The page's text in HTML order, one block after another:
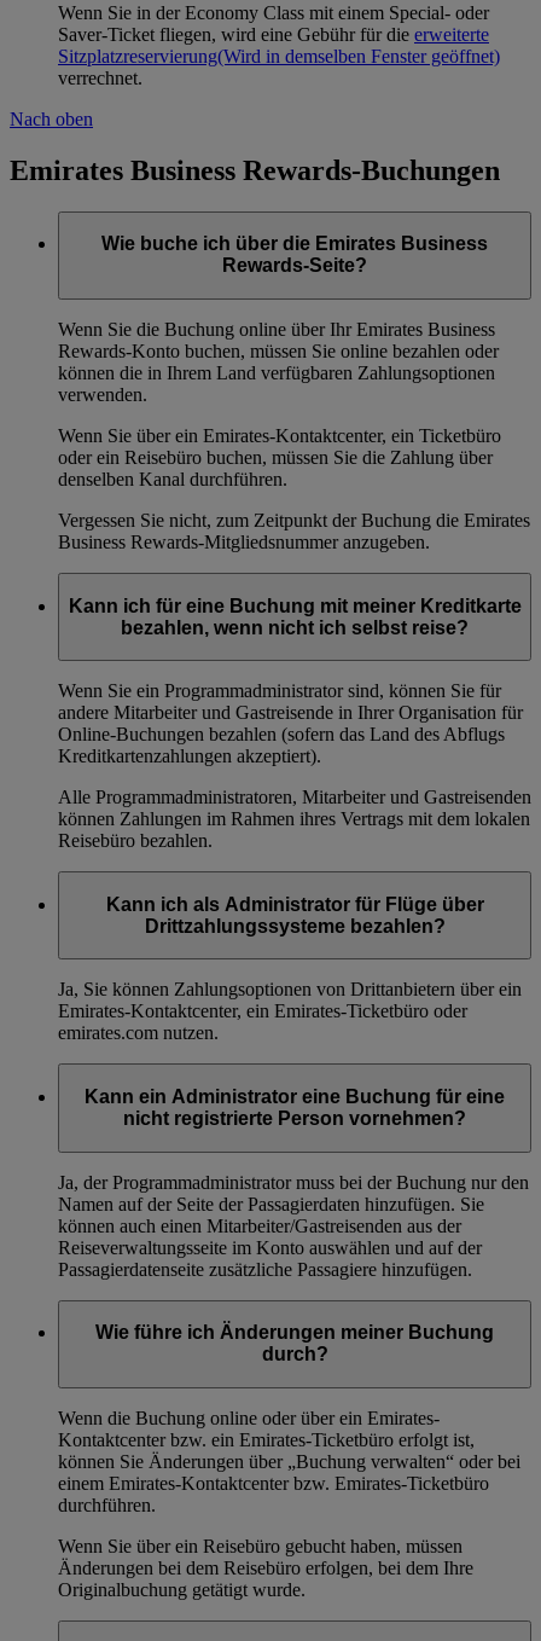
Wenn Sie in der Economy Class mit einem Special- oder
Saver-Ticket fliegen, wird eine Gebühr für die erweiterte
Sitzplatzreservierung(Wird in demselben Fenster geöffnet)
verrechnet.
Nach oben
Emirates Business Rewards-Buchungen
Wie buche ich über die Emirates Business
Rewards-Seite?
Wenn Sie die Buchung online über Ihr Emirates Business
Rewards-Konto buchen, müssen Sie online bezahlen oder
können die in Ihrem Land verfügbaren Zahlungsoptionen
verwenden.
Wenn Sie über ein Emirates-Kontaktcenter, ein Ticketbüro
oder ein Reisebüro buchen, müssen Sie die Zahlung über
denselben Kanal durchführen.
Vergessen Sie nicht, zum Zeitpunkt der Buchung die Emirates
Business Rewards-Mitgliedsnummer anzugeben.
Kann ich für eine Buchung mit meiner Kreditkarte
bezahlen, wenn nicht ich selbst reise?
Wenn Sie ein Programmadministrator sind, können Sie für
andere Mitarbeiter und Gastreisende in Ihrer Organisation für
Online-Buchungen bezahlen (sofern das Land des Abflugs
Kreditkartenzahlungen akzeptiert).
Alle Programmadministratoren, Mitarbeiter und Gastreisenden
können Zahlungen im Rahmen ihres Vertrags mit dem lokalen
Reisebüro bezahlen.
Kann ich als Administrator für Flüge über
Drittzahlungssysteme bezahlen?
Ja, Sie können Zahlungsoptionen von Drittanbietern über ein
Emirates-Kontaktcenter, ein Emirates-Ticketbüro oder
emirates.com nutzen.
Kann ein Administrator eine Buchung für eine
nicht registrierte Person vornehmen?
Ja, der Programmadministrator muss bei der Buchung nur den
Namen auf der Seite der Passagierdaten hinzufügen. Sie
können auch einen Mitarbeiter/Gastreisenden aus der
Reiseverwaltungsseite im Konto auswählen und auf der
Passagierdatenseite zusätzliche Passagiere hinzufügen.
Wie führe ich Änderungen meiner Buchung
durch?
Wenn die Buchung online oder über ein Emirates-
Kontaktcenter bzw. ein Emirates-Ticketbüro erfolgt ist,
können Sie Änderungen über „Buchung verwalten“ oder bei
einem Emirates-Kontaktcenter bzw. Emirates-Ticketbüro
durchführen.
Wenn Sie über ein Reisebüro gebucht haben, müssen
Änderungen bei dem Reisebüro erfolgen, bei dem Ihre
Originalbuchung getätigt wurde.